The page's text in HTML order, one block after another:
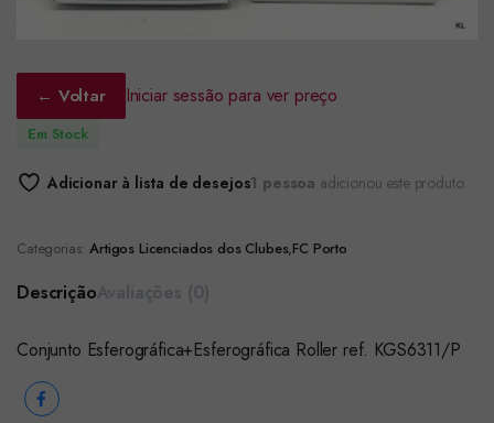
← Voltar Iniciar sessão para ver preço
Em Stock
Adicionar à lista de desejos1 pessoa adicionou este produto
Categorias: Artigos Licenciados dos Clubes,FC Porto
Descrição
Conjunto Esferográfica+Esferográfica Roller ref. KGS6311/P